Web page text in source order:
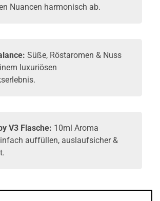
Nuancen harmonisch ab.
Süße, Röstaromen & Nuss
luxuriösen
V3 Flasche: 10ml Aroma
auffüllen, auslaufsicher &